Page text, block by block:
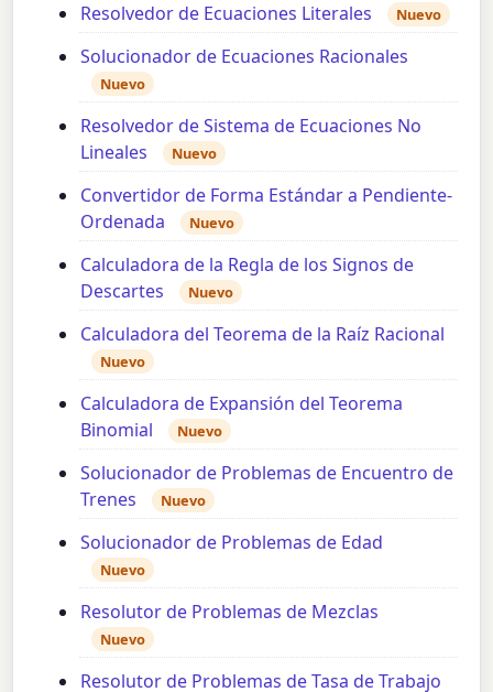
Resolvedor de Ecuaciones Literales Nuevo
Solucionador de Ecuaciones Racionales
Nuevo
Resolvedor de Sistema de Ecuaciones No
Lineales
Nuevo
Convertidor de Forma Estándar a Pendiente-
Ordenada
Nuevo
Calculadora de la Regla de los Signos de
Descartes
Nuevo
Calculadora del Teorema de la Raíz Racional
Nuevo
Calculadora de Expansión del Teorema
Binomial
Nuevo
Solucionador de Problemas de Encuentro de
Trenes
Nuevo
Solucionador de Problemas de Edad
Nuevo
Resolutor de Problemas de Mezclas
Nuevo
Resolutor de Problemas de Tasa de Trabajo